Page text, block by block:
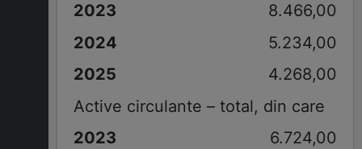
8.466,00
5.234,00
4.268,00
Active circulante – total, din care
6.724,00